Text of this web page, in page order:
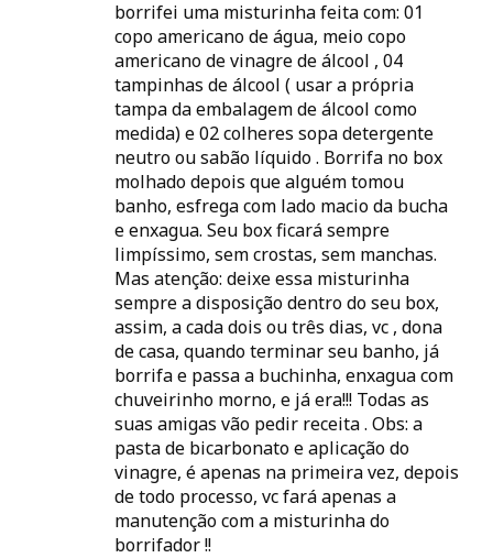
borrifei uma misturinha feita com: 01
copo americano de água, meio copo
americano de vinagre de álcool , 04
tampinhas de álcool ( usar a própria
tampa da embalagem de álcool como
medida) e 02 colheres sopa detergente
neutro ou sabão líquido . Borrifa no box
molhado depois que alguém tomou
banho, esfrega com lado macio da bucha
e enxagua. Seu box ficará sempre
limpíssimo, sem crostas, sem manchas.
Mas atenção: deixe essa misturinha
sempre a disposição dentro do seu box,
assim, a cada dois ou três dias, vc , dona
de casa, quando terminar seu banho, já
borrifa e passa a buchinha, enxagua com
chuveirinho morno, e já era!!! Todas as
suas amigas vão pedir receita . Obs: a
pasta de bicarbonato e aplicação do
vinagre, é apenas na primeira vez, depois
de todo processo, vc fará apenas a
manutenção com a misturinha do
borrifador !!